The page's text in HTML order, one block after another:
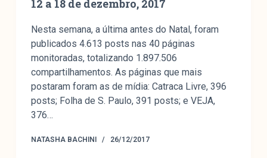
12 a 18 de dezembro, 2017
Nesta semana, a última antes do Natal, foram
publicados 4.613 posts nas 40 páginas
monitoradas, totalizando 1.897.506
compartilhamentos. As páginas que mais
postaram foram as de mídia: Catraca Livre, 396
posts; Folha de S. Paulo, 391 posts; e VEJA,
376…
NATASHA BACHINI 26/12/2017